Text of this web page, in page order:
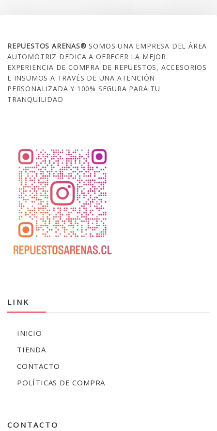
REPUESTOS ARENAS®SOMOS UNA EMPRESA DEL ÁREA
AUTOMOTRIZ DEDICA A OFRECER LA MEJOR
EXPERIENCIA DE COMPRA DE REPUESTOS, ACCESORIOS
E INSUMOS A TRAVÉS DE UNA ATENCIÓN
PERSONALIZADA Y 100% SEGURA PARA TU
TRANQUILIDAD
LINK
INICIO
TIENDA
CONTACTO
POLÍTICAS DE COMPRA
CONTACTO